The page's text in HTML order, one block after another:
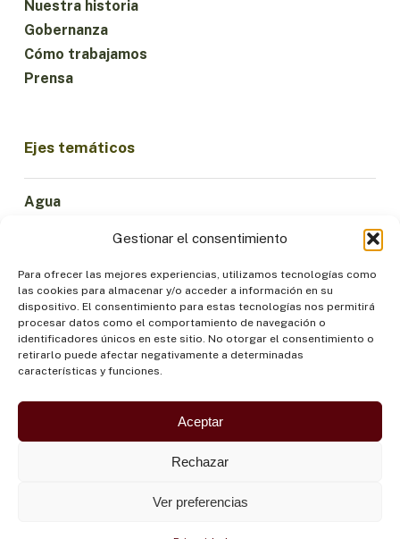
Gestionar el consentimiento
Para ofrecer las mejores experiencias, utilizamos tecnologías como
las cookies para almacenar y/o acceder a información en su
dispositivo. El consentimiento para estas tecnologías nos permitirá
procesar datos como el comportamiento de navegación o
identificadores únicos en este sitio. No otorgar el consentimiento o
retirarlo puede afectar negativamente a determinadas
características y funciones.
Aceptar
Rechazar
Ver preferencias
Nuestra historia
Gobernanza
Cómo trabajamos
Prensa
Ejes temáticos
Agua
Economía Sostenible
Bosques y Biodiversidad
Institucionalidad
Participación
Pueblos Indígenas